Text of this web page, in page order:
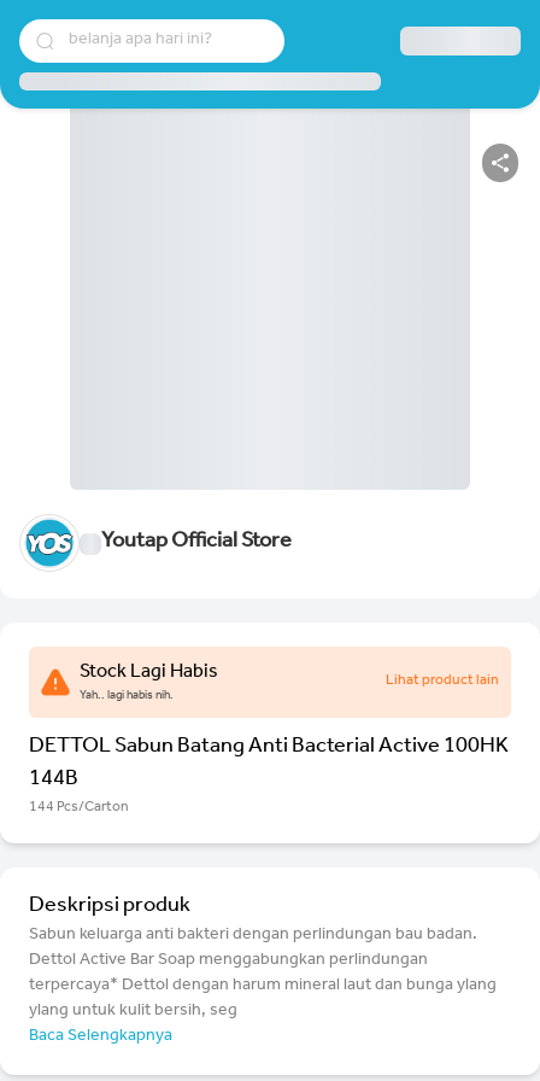
belanja apa hari ini?
Youtap Official Store
Stock Lagi Habis
Yah.. lagi habis nih.
Lihat product lain
DETTOL Sabun Batang Anti Bacterial Active 100HK
144B
144 Pcs/Carton
Deskripsi produk
Sabun keluarga anti bakteri dengan perlindungan bau badan.
Dettol Active Bar Soap menggabungkan perlindungan
terpercaya* Dettol dengan harum mineral laut dan bunga ylang
ylang untuk kulit bersih, seg
Baca Selengkapnya